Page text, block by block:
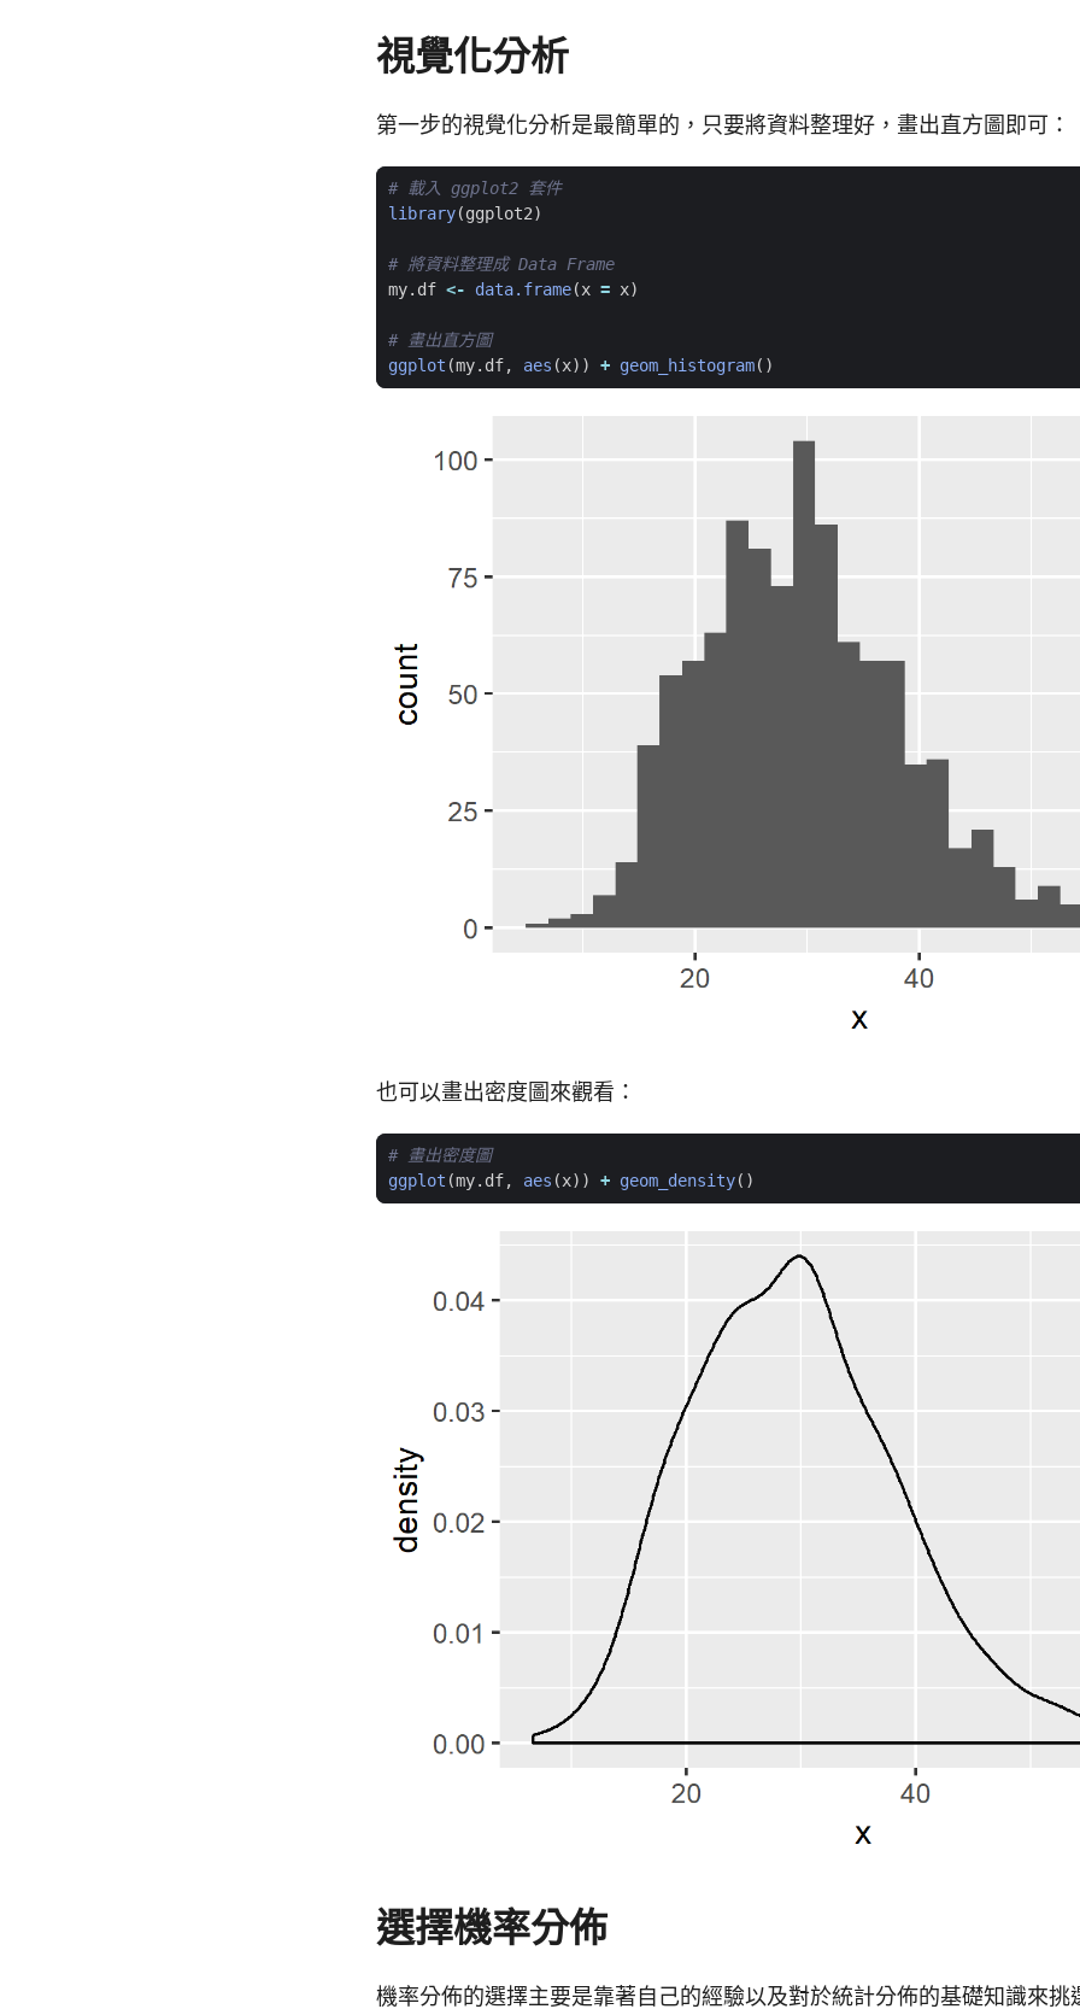
視覺化分析
第一步的視覺化分析是最簡單的，只要將資料整理好，畫出直方圖即可：
# 載入 ggplot2 套件
library(ggplot2)
# 將資料整理成 Data Frame
my.df <- data.frame(x = x)
# 畫出直方圖
ggplot (my.df, aes (x)) + geom_histogram()
也可以畫出密度圖來觀看：
# 畫出密度圖
ggplot (my.df, aes (x)) + geom_density()
選擇機率分佈
機率分佈的選擇主要是靠著自己的經驗以及對於統計分佈的基礎知識來挑